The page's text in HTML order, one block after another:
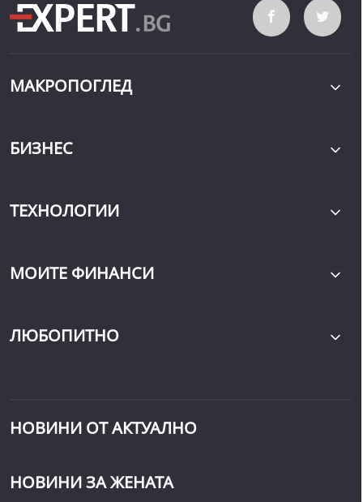
МАКРОПОГЛЕД
БИЗНЕС
ТЕХНОЛОГИИ
МОИТЕ ФИНАНСИ
ЛЮБОПИТНО
НОВИНИ ОТ АКТУАЛНО
НОВИНИ ЗА ЖЕНАТА